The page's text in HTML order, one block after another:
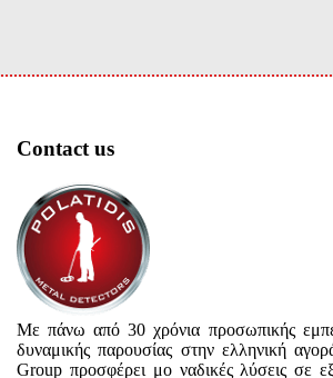
Contact us
Με πάνω από 30 χρόνια προσωπικής
δυναμικής παρουσίας στην ελληνική
Group προσφέρει μο ναδικές λύσεις σε